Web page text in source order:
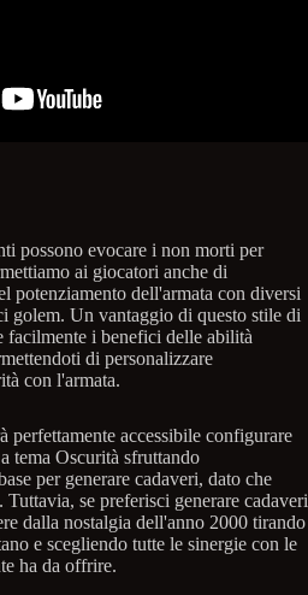
possono evocare i non morti per
ai giocatori anche di
potenziamento dell'armata con diversi
golem. Un vantaggio di questo stile di
facilmente i benefici delle abilità
di personalizzare
con l'armata.
perfettamente accessibile configurare
tema Oscurità sfruttando
per generare cadaveri, dato che
Tuttavia, se preferisci generare cadaveri
dalla nostalgia dell'anno 2000 tirando
e scegliendo tutte le sinergie con le
ha da offrire.